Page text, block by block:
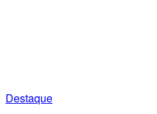
Destaque